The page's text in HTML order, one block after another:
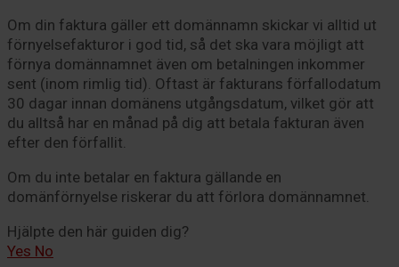
Om din faktura gäller ett domännamn skickar vi alltid ut
förnyelsefakturor i god tid, så det ska vara möjligt att
förnya domännamnet även om betalningen inkommer
sent (inom rimlig tid). Oftast är fakturans förfallodatum
30 dagar innan domänens utgångsdatum, vilket gör att
du alltså har en månad på dig att betala fakturan även
efter den förfallit.
Om du inte betalar en faktura gällande en
domänförnyelse riskerar du att förlora domännamnet.
Hjälpte den här guiden dig?
Yes No